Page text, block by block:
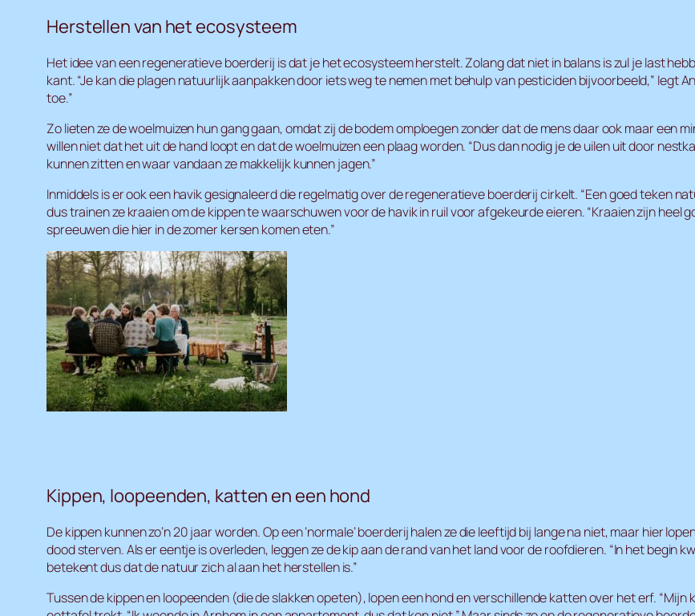
Herstellen van het ecosysteem
Het idee van een regeneratieve boerderij is dat je het ecosysteem herstelt. Zolang dat niet in balans is zul je last
kant. “Je kan die plagen natuurlijk aanpakken door iets weg te nemen met behulp van pesticiden bijvoorbeeld,” legt
toe.”
Zo lieten ze de woelmuizen hun gang gaan, omdat zij de bodem omploegen zonder dat de mens daar ook maar een
willen niet dat het uit de hand loopt en dat de woelmuizen een plaag worden. “Dus dan nodig je de uilen uit door
kunnen zitten en waar vandaan ze makkelijk kunnen jagen.”
Inmiddels is er ook een havik gesignaleerd die regelmatig over de regeneratieve boerderij cirkelt. “Een goed teken
dus trainen ze kraaien om de kippen te waarschuwen voor de havik in ruil voor afgekeurde eieren. “Kraaien zijn heel
spreeuwen die hier in de zomer kersen komen eten.”
Kippen, loopeenden, katten en een hond
De kippen kunnen zo’n 20 jaar worden. Op een ‘normale’ boerderij halen ze die leeftijd bij lange na niet, maar hier
dood sterven. Als er eentje is overleden, leggen ze de kip aan de rand van het land voor de roofdieren. “In het begin
betekent dus dat de natuur zich al aan het herstellen is.”
Tussen de kippen en loopeenden (die de slakken opeten), lopen een hond en verschillende katten over het erf.